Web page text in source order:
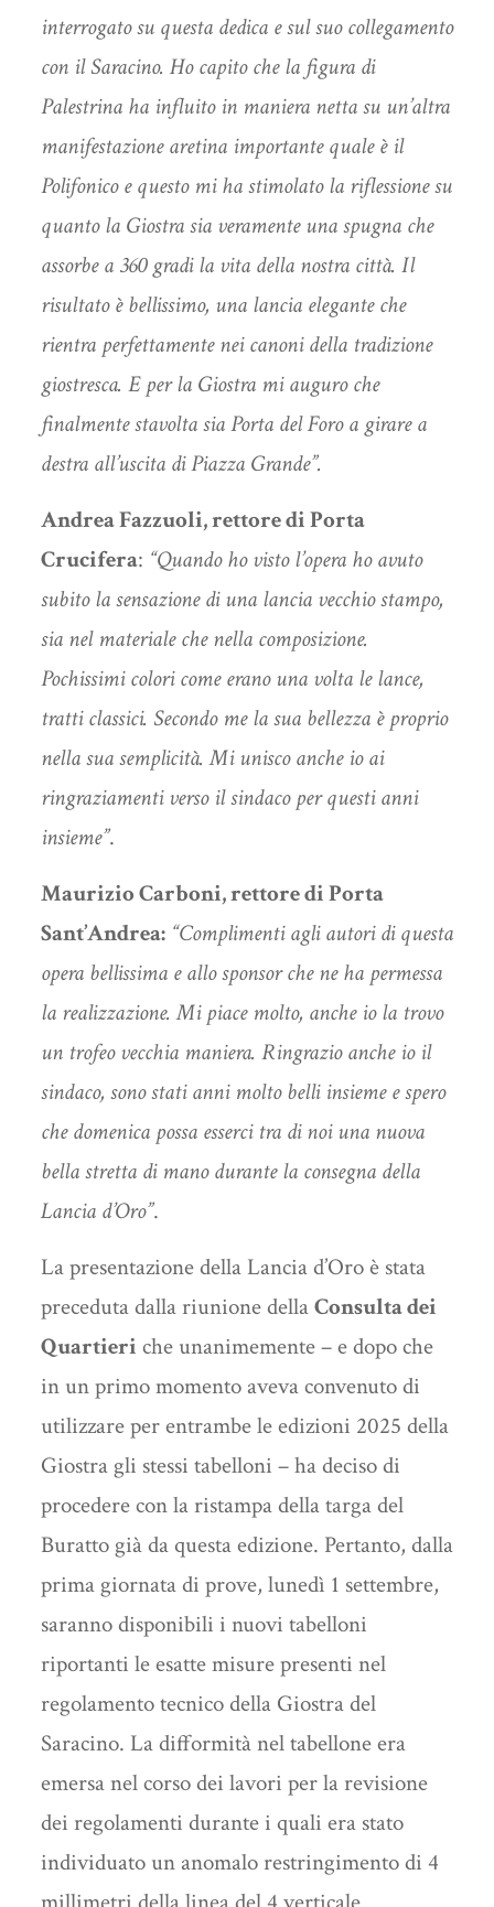
interrogato su questa dedica e sul suo collegamento
con il Saracino. Ho capito che la figura di
Palestrina ha influito in maniera netta su un’altra
manifestazione aretina importante quale è il
Polifonico e questo mi ha stimolato la riflessione su
quanto la Giostra sia veramente una spugna che
assorbe a 360 gradi la vita della nostra città. Il
risultato è bellissimo, una lancia elegante che
rientra perfettamente nei canoni della tradizione
giostresca. E per la Giostra mi auguro che
finalmente stavolta sia Porta del Foro a girare a
destra all’uscita di Piazza Grande”.
Andrea Fazzuoli, rettore di Porta
Crucifera: “Quando ho visto l’opera ho avuto
subito la sensazione di una lancia vecchio stampo,
sia nel materiale che nella composizione.
Pochissimi colori come erano una volta le lance,
tratti classici. Secondo me la sua bellezza è proprio
nella sua semplicità. Mi unisco anche io ai
ringraziamenti verso il sindaco per questi anni
insieme”.
Maurizio Carboni, rettore di Porta
Sant’Andrea: “Complimenti agli autori di questa
opera bellissima e allo sponsor che ne ha permessa
la realizzazione. Mi piace molto, anche io la trovo
un trofeo vecchia maniera. Ringrazio anche io il
sindaco, sono stati anni molto belli insieme e spero
che domenica possa esserci tra di noi una nuova
bella stretta di mano durante la consegna della
Lancia d’Oro”.
La presentazione della Lancia d’Oro è stata
preceduta dalla riunione dellaConsulta dei
Quartieri che unanimemente – e dopo che
in un primo momento aveva convenuto di
utilizzare per entrambe le edizioni 2025 della
Giostra gli stessi tabelloni – ha deciso di
procedere con la ristampa della targa del
Buratto già da questa edizione. Pertanto, dalla
prima giornata di prove, lunedì 1 settembre,
saranno disponibili i nuovi tabelloni
riportanti le esatte misure presenti nel
regolamento tecnico della Giostra del
Saracino. La difformità nel tabellone era
emersa nel corso dei lavori per la revisione
dei regolamenti durante i quali era stato
individuato un anomalo restringimento di 4